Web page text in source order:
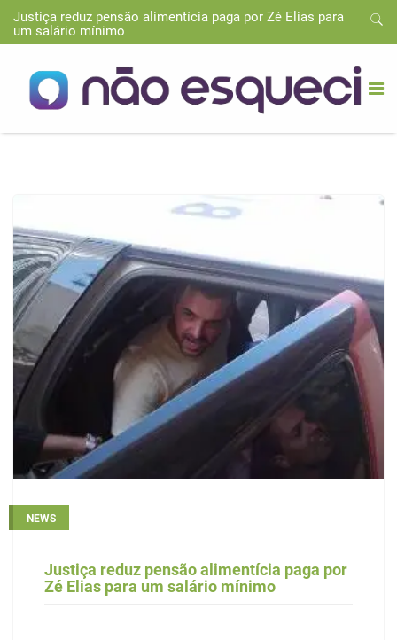
Justiça reduz pensão alimentícia paga por Zé Elias para
um salário mínimo
NEWS
Justiça reduz pensão alimentícia paga por
Zé Elias para um salário mínimo